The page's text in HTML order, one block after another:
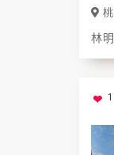
坐
美
林